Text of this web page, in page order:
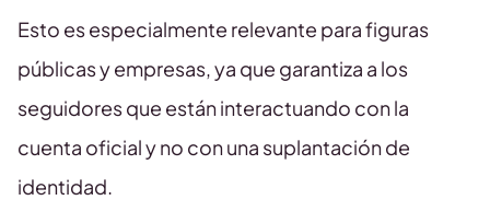
Esto es especialmente relevante para figuras
públicas y empresas, ya que garantiza a los
seguidores que están interactuando con la
cuenta oficial y no con una suplantación de
identidad.